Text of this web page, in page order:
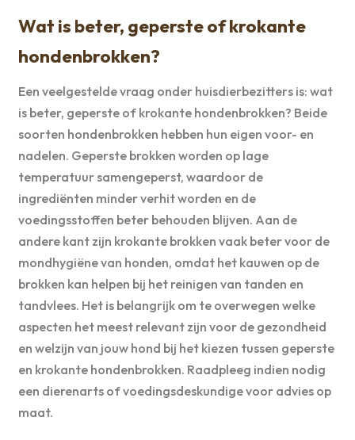
Wat is beter, geperste of krokante
hondenbrokken?
Een veelgestelde vraag onder huisdierbezitters is: wat
is beter, geperste of krokante hondenbrokken? Beide
soorten hondenbrokken hebben hun eigen voor- en
nadelen. Geperste brokken worden op lage
temperatuur samengeperst, waardoor de
ingrediënten minder verhit worden en de
voedingsstoffen beter behouden blijven. Aan de
andere kant zijn krokante brokken vaak beter voor de
mondhygiëne van honden, omdat het kauwen op de
brokken kan helpen bij het reinigen van tanden en
tandvlees. Het is belangrijk om te overwegen welke
aspecten het meest relevant zijn voor de gezondheid
en welzijn van jouw hond bij het kiezen tussen geperste
en krokante hondenbrokken. Raadpleeg indien nodig
een dierenarts of voedingsdeskundige voor advies op
maat.